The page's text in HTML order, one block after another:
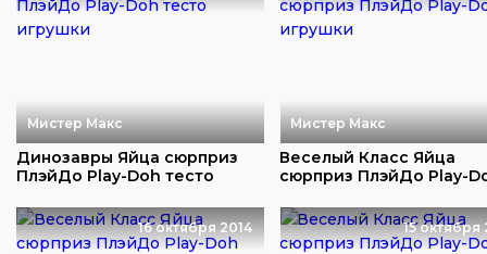
Мистер Макс
Динозавры Яйца сюрприз
ПлэйДо Play-Doh тесто
Мистер Макс
Веселый Класс Яйца
сюрприз ПлэйДо Play-
16 октября 2014 15 октября